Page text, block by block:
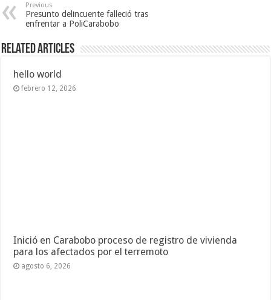
Previous
Presunto delincuente falleció tras
enfrentar a PoliCarabobo
Related Articles
hello world
febrero 12, 2026
Inició en Carabobo proceso de registro de vivienda
para los afectados por el terremoto
agosto 6, 2026